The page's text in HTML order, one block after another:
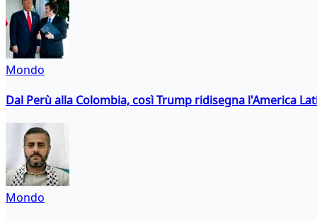
Mondo
Dal Perù alla Colombia, così Trump ridisegna l'America
Mondo